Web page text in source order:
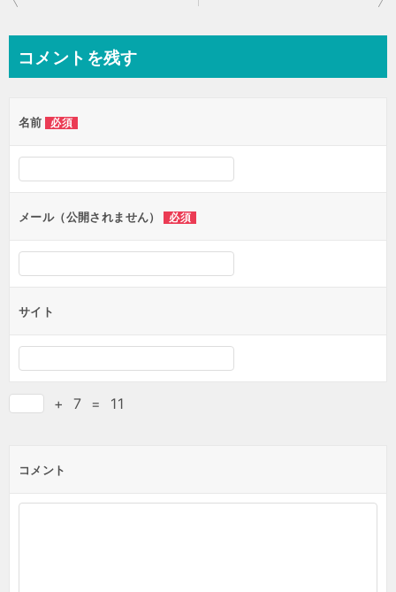
ビ
ー
シ
ョ
ン
コメントを残す
名前 必須
メール（公開されません） 必須
サイト
+ 7 = 11
コメント